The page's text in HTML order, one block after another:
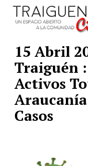
15 Abril
Traiguén :
Activos
Casos